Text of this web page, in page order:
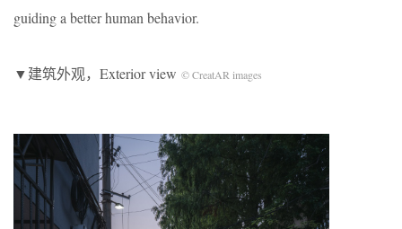
guiding a better human behavior.
▼建筑外观，Exterior view © CreatAR images